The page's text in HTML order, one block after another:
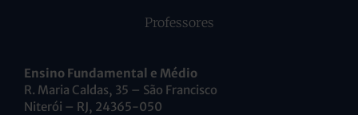
Professores
Ensino Fundamental e Médio
R. Maria Caldas, 35 – São Francisco
Niterói – RJ, 24365-050